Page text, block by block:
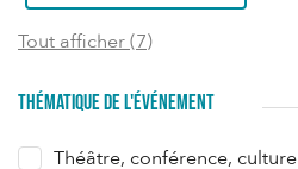
Tout afficher (7)
THÉMATIQUE DE L'ÉVÉNEMENT
Théâtre, conférence, culture